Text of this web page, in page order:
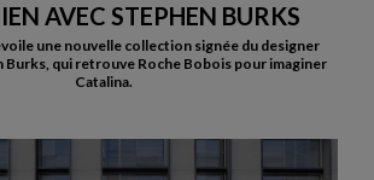
AVEC STEPHEN BURKS
une nouvelle collection signée du designer
Burks, qui retrouve Roche Bobois pour imaginer
Catalina.